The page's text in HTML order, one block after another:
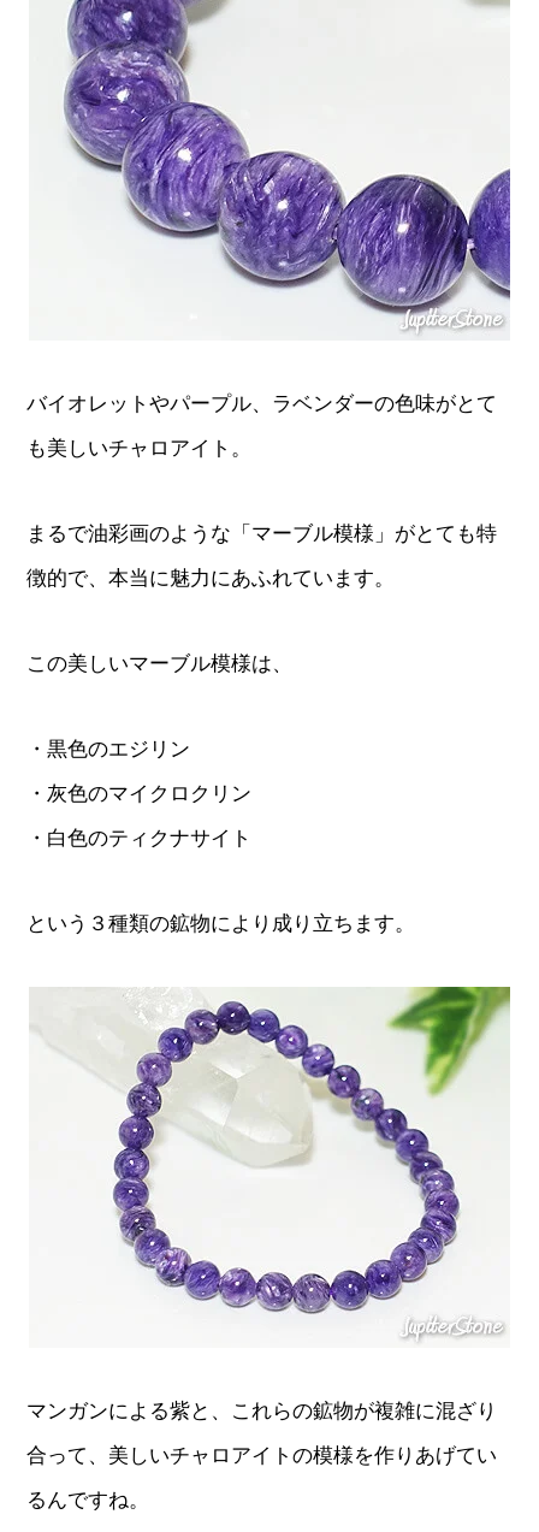
バイオレットやパープル、ラベンダーの色味がとて
も美しいチャロアイト。
まるで油彩画のような「マーブル模様」がとても特
徴的で、本当に魅力にあふれています。
この美しいマーブル模様は、
・黒色のエジリン
・灰色のマイクロクリン
・白色のティクナサイト
という３種類の鉱物により成り立ちます。
マンガンによる紫と、これらの鉱物が複雑に混ざり
合って、美しいチャロアイトの模様を作りあげてい
るんですね。